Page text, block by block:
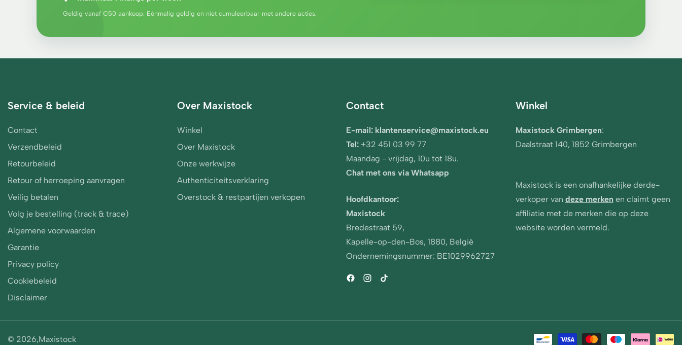
Geldig vanaf €50 aankoop. Eénmalig geldig en niet cumuleerbaar met andere acties.
Service & beleid
Contact
Verzendbeleid
Retourbeleid
Retour of herroeping aanvragen
Veilig betalen
Volg je bestelling (track & trace)
Algemene voorwaarden
Garantie
Privacy policy
Cookiebeleid
Disclaimer
OverMaxistock
Winkel
OverMaxistock
Onze werkwijze
Authenticiteitsverklaring
Overstock & restpartijen verkopen
Contact
E-mail: klantenservice@maxistock.eu
Tel: +32 451 03 99 77
Maandag - vrijdag, 10u tot 18u.
Chat met ons via Whatsapp
Hoofdkantoor:
Maxistock
Bredestraat 59,
Kapelle-op-den-Bos, 1880, België
Ondernemingsnummer: BE1029962727
Winkel
Maxistock Grimbergen:
Daalstraat 140, 1852 Grimbergen
Maxistock is een onafhankelijke derde-
verkoper van deze merken en claimt geen
affiliatie met de merken die op deze
website worden vermeld.
© 2026,Maxistock